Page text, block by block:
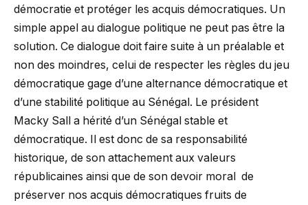
démocratie et protéger les acquis démocratiques. Un
simple appel au dialogue politique ne peut pas être la
solution. Ce dialogue doit faire suite à un préalable et
non des moindres, celui de respecter les règles du jeu
démocratique gage d’une alternance démocratique et
d’une stabilité politique au Sénégal. Le président
Macky Sall a hérité d’un Sénégal stable et
démocratique. Il est donc de sa responsabilité
historique, de son attachement aux valeurs
républicaines ainsi que de son devoir moral de
préserver nos acquis démocratiques fruits de